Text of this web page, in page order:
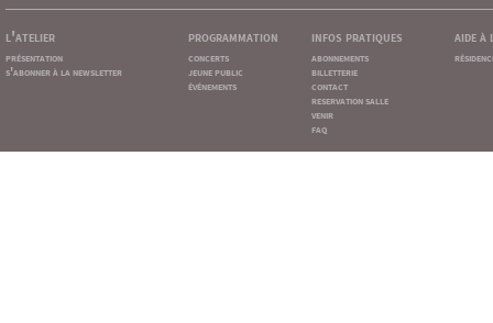
l'atelier
présentation
s'abonner à la newsletter
programmation
concerts
jeune public
événements
infos pratiques
abonnements
billetterie
contact
reservation salle
venir
faq
aide